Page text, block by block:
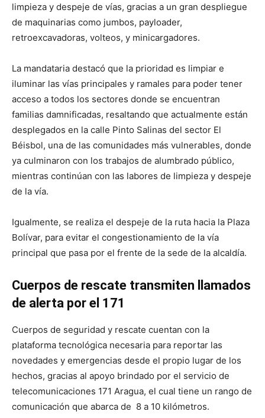
limpieza y despeje de vías, gracias a un gran despliegue
de maquinarias como jumbos, payloader,
retroexcavadoras, volteos, y minicargadores.
La mandataria destacó que la prioridad es limpiar e
iluminar las vías principales y ramales para poder tener
acceso a todos los sectores donde se encuentran
familias damnificadas, resaltando que actualmente están
desplegados en la calle Pinto Salinas del sector El
Béisbol, una de las comunidades más vulnerables, donde
ya culminaron con los trabajos de alumbrado público,
mientras continúan con las labores de limpieza y despeje
de la vía.
Igualmente, se realiza el despeje de la ruta hacia la Plaza
Bolívar, para evitar el congestionamiento de la vía
principal que pasa por el frente de la sede de la alcaldía.
Cuerpos de rescate transmiten llamados
de alerta por el 171
Cuerpos de seguridad y rescate cuentan con la
plataforma tecnológica necesaria para reportar las
novedades y emergencias desde el propio lugar de los
hechos, gracias al apoyo brindado por el servicio de
telecomunicaciones 171 Aragua, el cual tiene un rango de
comunicación que abarca de 8 a 10 kilómetros.